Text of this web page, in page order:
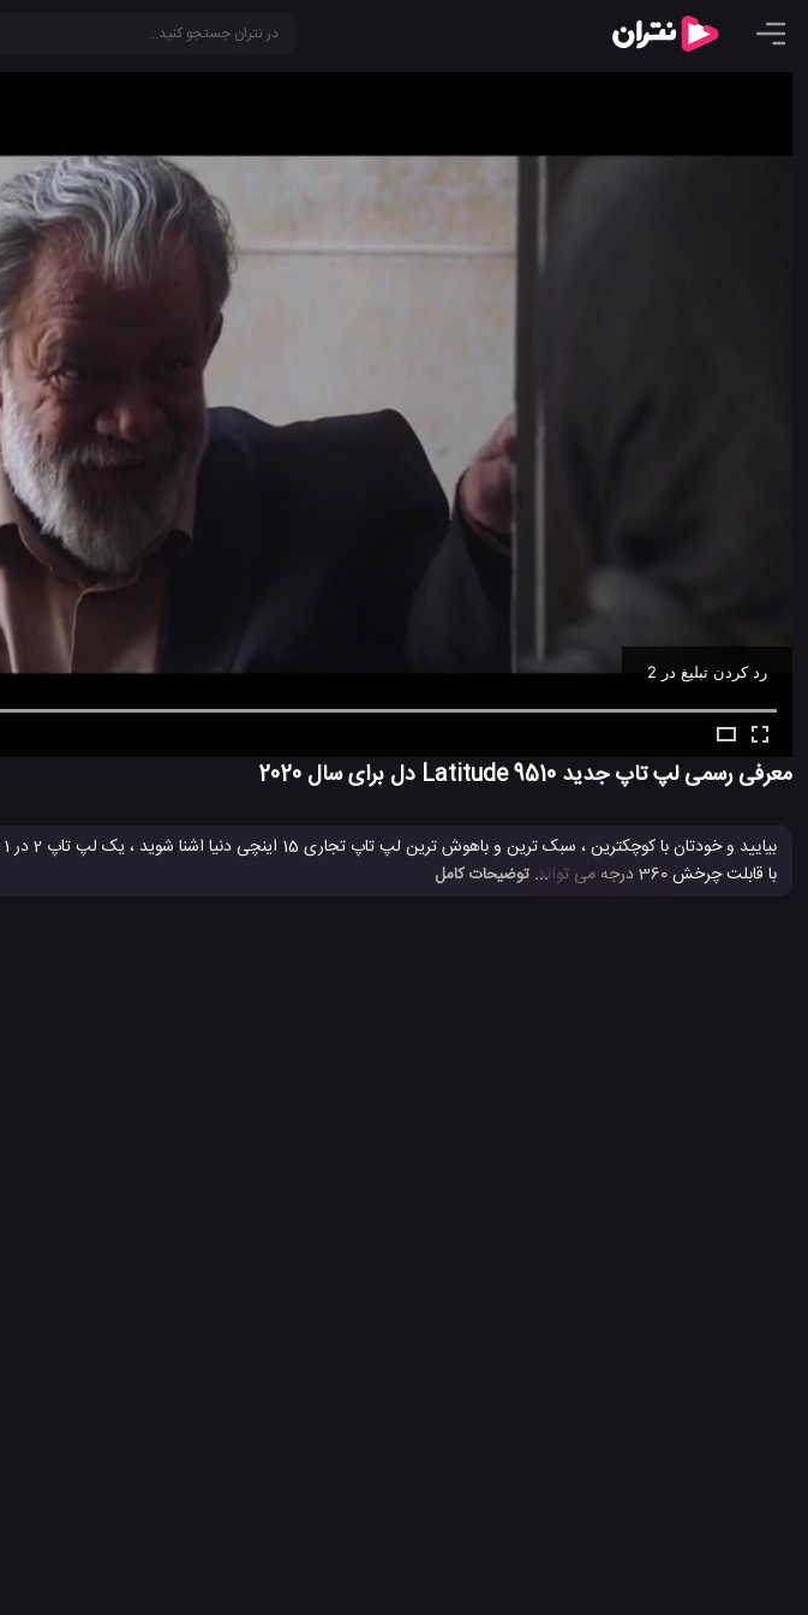
رد کردن تبلیغ در 1
Ad - 00:30
معرفی رسمی لپ تاپ جدید Latitude 9510 دل برای سال 2020
با قابلت چرخش 360 درجه می تواند عملکردی شبیه به یک تبلت را در اختیار کاربران خود قرار دهد.
... توضیحات کامل